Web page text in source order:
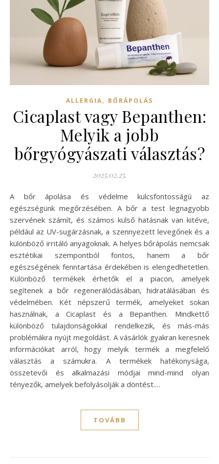
ALLERGIA, BŐRÁPOLÁS
Cicaplast vagy Bepanthen:
Melyik a jobb
bőrgyógyászati választás?
2025.02.25.
A bőr ápolása és védelme kulcsfontosságú az
egészségünk megőrzésében. A bőr a test legnagyobb
szervének számít, és számos külső hatásnak van kitéve,
például az UV-sugárzásnak, a szennyezett levegőnek és a
különböző irritáló anyagoknak. A helyes bőrápolás nemcsak
esztétikai szempontból fontos, hanem a bőr
egészségének fenntartása érdekében is elengedhetetlen.
Különböző termékek érhetők el a piacon, amelyek
segítenek a bőr regenerálódásában, hidratálásában és
védelmében. Két népszerű termék, amelyeket sokan
használnak, a Cicaplast és a Bepanthen. Mindkettő
különböző tulajdonságokkal rendelkezik, és más-más
problémákra nyújt megoldást. A vásárlók gyakran keresnek
információkat arról, hogy melyik termék a megfelelő
választás a számukra. A termékek hatékonysága,
összetevői és alkalmazási módjai mind-mind olyan
tényezők, amelyek befolyásolják a döntést.…
TOVÁBB